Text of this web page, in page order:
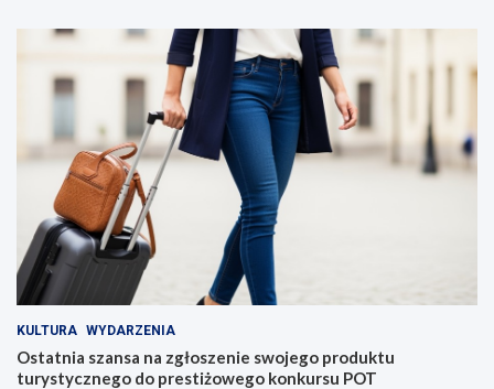
KULTURA WYDARZENIA
Ostatnia szansa na zgłoszenie swojego produktu
turystycznego do prestiżowego konkursu POT